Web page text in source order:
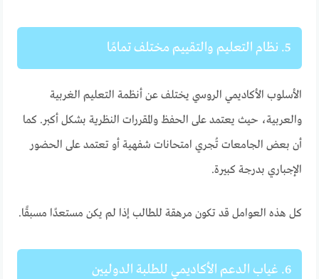
5. نظام التعليم والتقييم مختلف تمامًا
الأسلوب الأكاديمي الروسي يختلف عن أنظمة التعليم الغربية
والعربية، حيث يعتمد على الحفظ والمقررات النظرية بشكل أكبر. كما
أن بعض الجامعات تُجري امتحانات شفهية أو تعتمد على الحضور
الإجباري بدرجة كبيرة.
كل هذه العوامل قد تكون مرهقة للطالب إذا لم يكن مستعدًا مسبقًا.
6. غياب الدعم الأكاديمي للطلبة الدوليين